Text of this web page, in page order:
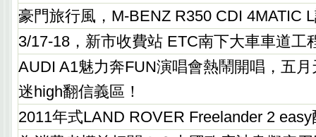
豪門旅行風，M-BENZ R350 CDI 4MATIC
3/17-18，新市收費站 ETC南下大車車道工
AUDI A1魅力奔FUN演唱會熱鬧開唱，五
迷high翻信義區！
2011年式LAND ROVER Freelander 2